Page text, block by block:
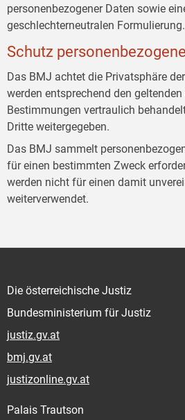
personenbezogener Daten sowie
geschlechterneutralen Formulierung.
Schutz
Das BMJ achtet die Privatsphäre
werden entsprechend den
Bestimmungen vertraulich
Dritte weitergegeben.
Das BMJ sammelt
für einen bestimmten Zweck
werden nicht für einen damit
weiterverwendet.
Die österreichische Justiz
Bundesministerium für Justiz
justiz.gv.at
bmj.gv.at
justizonline.gv.at
Palais Trautson